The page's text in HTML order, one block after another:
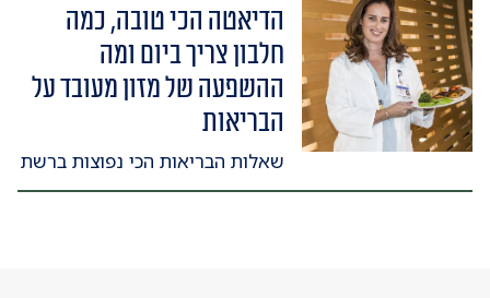
הדיאטה הכי טובה, כמה
חלבון צריך ביום ומה
ההשפעה של מזון מעובד על
הבריאות
שאלות הבריאות הכי נפוצות ברשת